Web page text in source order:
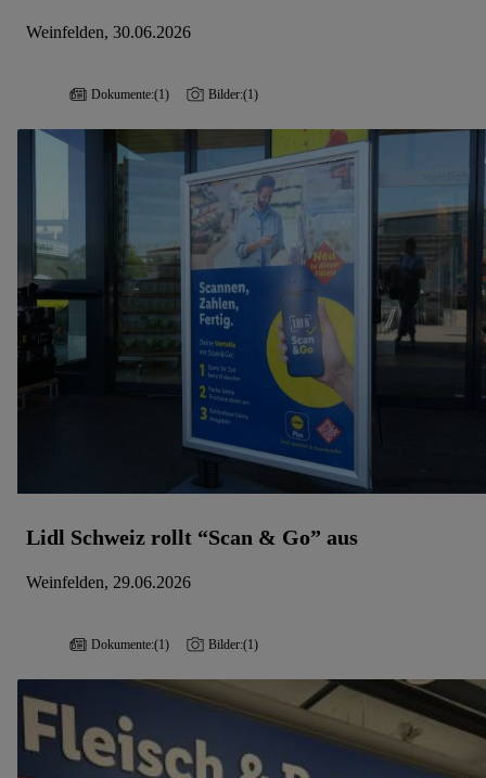
Weinfelden, 30.06.2026
Dokumente:(1) Bilder:(1)
Lidl Schweiz rollt “Scan & Go” aus
Weinfelden, 29.06.2026
Dokumente:(1) Bilder:(1)